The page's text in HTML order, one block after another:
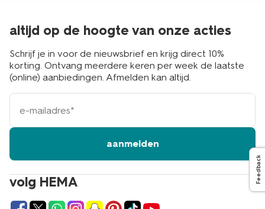
volg HEMA
altijd op de hoogte van onze acties
Schrijf je in voor de nieuwsbrief en krijg direct 10%
korting. Ontvang meerdere keren per week de laatste
(online) aanbiedingen. Afmelden kan altijd.
e-
mailadres
aanmelden
Feedback